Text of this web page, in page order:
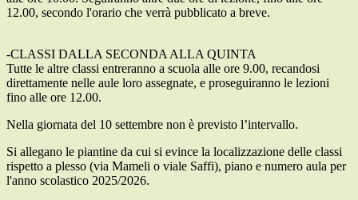
12.00, secondo l'orario che verrà pubblicato a breve.
-CLASSI DALLA SECONDA ALLA QUINTA
Tutte le altre classi entreranno a scuola alle ore 9.00, recandosi
direttamente nelle aule loro assegnate, e proseguiranno le lezioni
fino alle ore 12.00.
Nella giornata del 10 settembre non è previsto l’intervallo.
Si allegano le piantine da cui si evince la localizzazione delle classi
rispetto a plesso (via Mameli o viale Saffi), piano e numero aula per
l'anno scolastico 2025/2026.